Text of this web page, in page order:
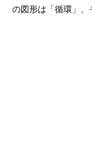
の図形は「循環」